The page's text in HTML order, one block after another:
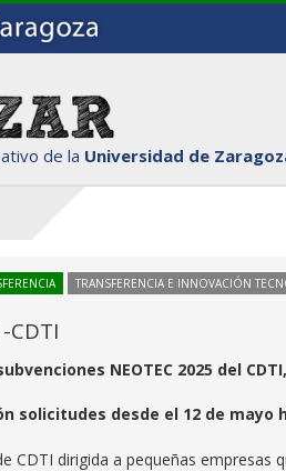
de la Universidad de
TRANSFERENCIA E INNOVACIÓN
CDTI
NEOTEC 2025 del
solicitudes desde el 12 de mayo
CDTI dirigida a pequeñas empresas